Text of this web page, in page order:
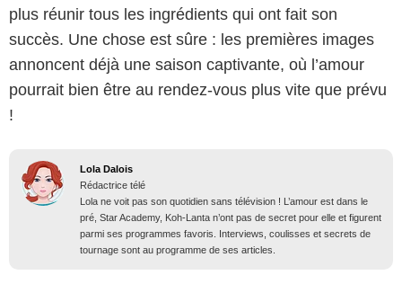
plus réunir tous les ingrédients qui ont fait son
succès. Une chose est sûre : les premières images
annoncent déjà une saison captivante, où l’amour
pourrait bien être au rendez-vous plus vite que prévu
!
Lola Dalois
Rédactrice télé
Lola ne voit pas son quotidien sans télévision ! L’amour est dans le
pré, Star Academy, Koh-Lanta n’ont pas de secret pour elle et figurent
parmi ses programmes favoris. Interviews, coulisses et secrets de
tournage sont au programme de ses articles.